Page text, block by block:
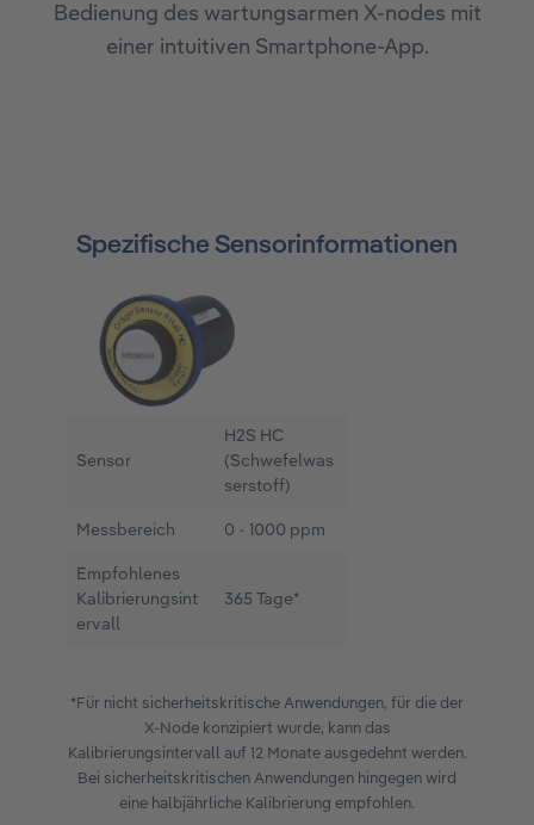
Bedienung des wartungsarmen X-nodes mit
einer intuitiven Smartphone-App.
Spezifische Sensorinformationen
Sensor
H2S HC
(Schwefelwas
serstoff)
Messbereich 0 - 1000 ppm
Empfohlenes
Kalibrierungsint
ervall
365 Tage*
*Für nicht sicherheitskritische Anwendungen, für die der
X-Node konzipiert wurde, kann das
Kalibrierungsintervall auf 12 Monate ausgedehnt werden.
Bei sicherheitskritischen Anwendungen hingegen wird
eine halbjährliche Kalibrierung empfohlen.